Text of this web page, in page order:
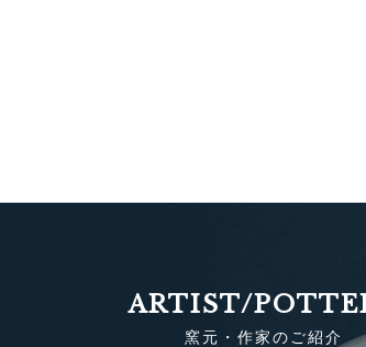
ARTIST/
窯元・作家のご紹介